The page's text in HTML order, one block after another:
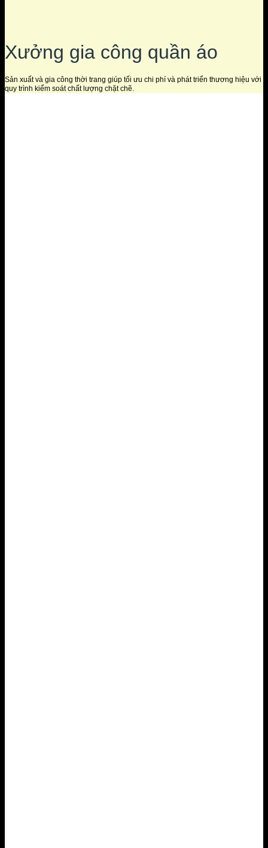
Xưởng gia công quần áo
Sản xuất và gia công thời trang giúp tối ưu chi phí và phát triển thương hiệu với
quy trình kiểm soát chất lượng chặt chẽ.